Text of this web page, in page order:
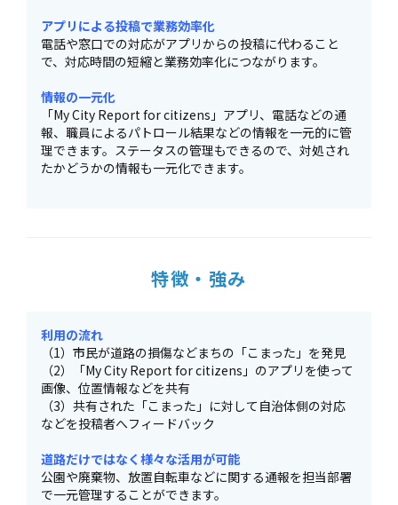
アプリによる投稿で業務効率化
電話や窓口での対応がアプリからの投稿に代わること
で、対応時間の短縮と業務効率化につながります。
情報の一元化
「My City Report for citizens」アプリ、電話などの通
報、職員によるパトロール結果などの情報を一元的に管
理できます。ステータスの管理もできるので、対処され
たかどうかの情報も一元化できます。
特徴・強み
利用の流れ
（1）市民が道路の損傷などまちの「こまった」を発見
（2）「My City Report for citizens」のアプリを使って
画像、位置情報などを共有
（3）共有された「こまった」に対して自治体側の対応
などを投稿者へフィードバック
道路だけではなく様々な活用が可能
公園や廃棄物、放置自転車などに関する通報を担当部署
で一元管理することができます。